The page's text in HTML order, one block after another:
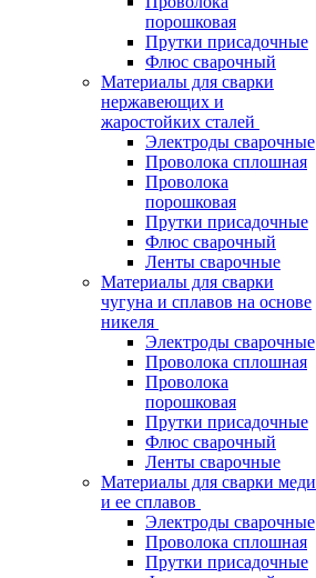
порошковая
Прутки присадочные
Флюс сварочный
Материалы для сварки
нержавеющих и
жаростойких сталей
Электроды сварочные
Проволока сплошная
Проволока
порошковая
Прутки присадочные
Флюс сварочный
Ленты сварочные
Материалы для сварки
чугуна и сплавов на основе
никеля
Электроды сварочные
Проволока сплошная
Проволока
порошковая
Прутки присадочные
Флюс сварочный
Ленты сварочные
Материалы для сварки меди
и ее сплавов
Электроды сварочные
Проволока сплошная
Прутки присадочные